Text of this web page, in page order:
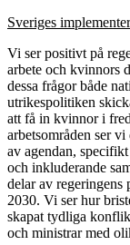
Sveriges
Vi ser positivt på
arbete och kvinnors
dessa frågor både
utrikespolitiken
att få in kvinnor i
arbetsområden ser
av agendan,
och inkluderande
delar av regeringens
2030. Vi ser hur
skapat tydliga
och ministrar med